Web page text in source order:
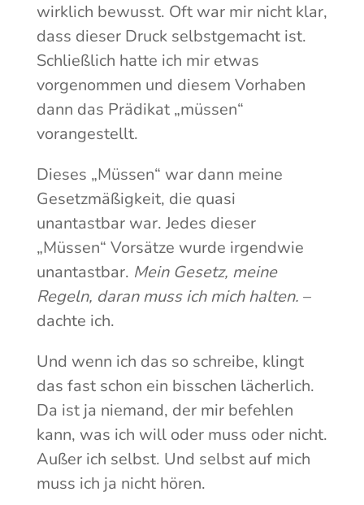
wirklich bewusst. Oft war mir nicht klar,
dass dieser Druck selbstgemacht ist.
Schließlich hatte ich mir etwas
vorgenommen und diesem Vorhaben
dann das Prädikat „müssen“
vorangestellt.
Dieses „Müssen“ war dann meine
Gesetzmäßigkeit, die quasi
unantastbar war. Jedes dieser
„Müssen“ Vorsätze wurde irgendwie
unantastbar. Mein Gesetz, meine
Regeln, daran muss ich mich halten. –
dachte ich.
Und wenn ich das so schreibe, klingt
das fast schon ein bisschen lächerlich.
Da ist ja niemand, der mir befehlen
kann, was ich will oder muss oder nicht.
Außer ich selbst. Und selbst auf mich
muss ich ja nicht hören.